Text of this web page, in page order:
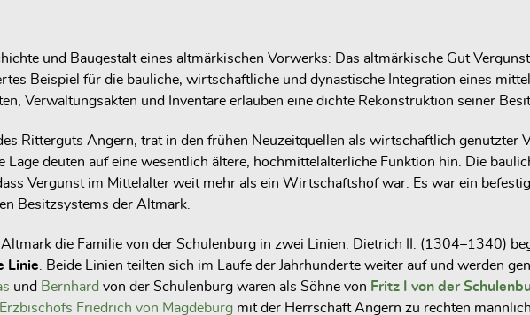
und Baugestalt eines altmärkischen Vorwerks: Das altmärkische Gut
Beispiel für die bauliche, wirtschaftliche und dynastische Integration eines
Verwaltungsakten und Inventare erlauben eine dichte Rekonstruktion seiner
Ritterguts Angern, trat in den frühen Neuzeitquellen als wirtschaftlich genutzter
deuten auf eine wesentlich ältere, hochmittelalterliche Funktion hin. Die
Vergunst im Mittelalter weit mehr als ein Wirtschaftshof war: Es war ein
Besitzsystems der Altmark.
die Familie von der Schulenburg in zwei Linien. Dietrich II. (1304–1340)
Linie . Beide Linien teilten sich im Laufe der Jahrhunderte weiter auf und werden
und Bernhard von der Schulenburg waren als Söhne von Fritz I von der
Erzbischofs Friedrich von Magdeburg mit der Herrschaft Angern zu rechten